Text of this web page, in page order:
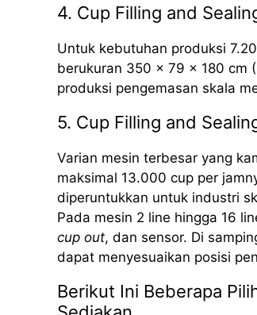
4. Cup Filling and
Untuk kebutuhan produksi
berukuran 350 x 79 x 180 cm
produksi pengemasan skala
5. Cup Filling and
Varian mesin terbesar yang
maksimal 13.000 cup per
diperuntukkan untuk industri
Pada mesin 2 line hingga 16
cup out, dan sensor. Di
dapat menyesuaikan posisi
Berikut Ini Beberapa